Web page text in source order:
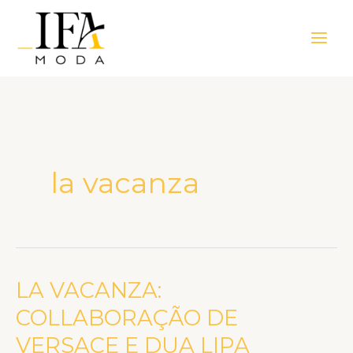
Menu
la vacanza
LA VACANZA:
COLLABORAÇÃO DE
VERSACE E DUA LIPA
LA
VACANZA:
COLLABORAÇÃO
DE